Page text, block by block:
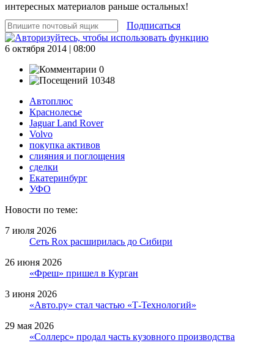
интересных материалов раньше остальных!
Подписаться
6 октября 2014 | 08:00
0
10348
Автоплюс
Краснолесье
Jaguar Land Rover
Volvo
покупка активов
слияния и поглощения
сделки
Екатеринбург
УФО
Новости по теме:
7 июля 2026
Сеть Rox расширилась до Сибири
26 июня 2026
«Фреш» пришел в Курган
3 июня 2026
«Авто.ру» стал частью «Т-Технологий»
29 мая 2026
«Соллерс» продал часть кузовного производства